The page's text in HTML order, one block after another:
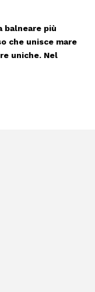
balneare più
che unisce mare
uniche. Nel